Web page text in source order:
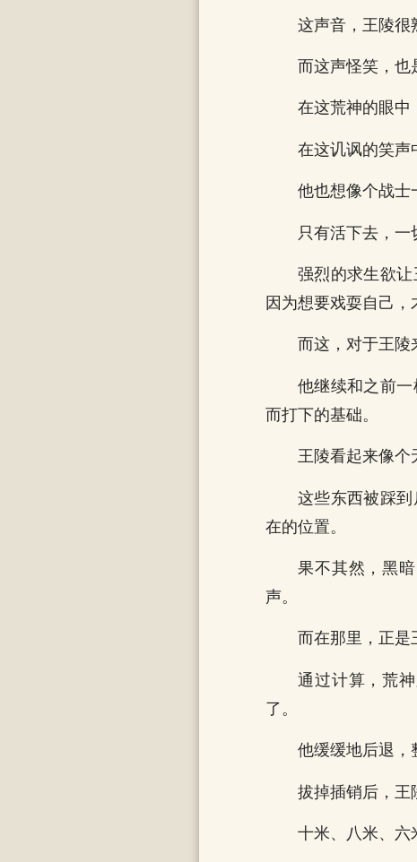
这声音，王陵很
而这声怪笑，也
在这荒神的眼中
在这讥讽的笑声
他也想像个战士
只有活下去，一
强烈的求生欲
因为想要戏耍自己，
而这，对于王陵
他继续和之前
而打下的基础。
王陵看起来像个
这些东西被踩
在的位置。
果不其然，黑
声。
而在那里，正是
通过计算，荒
了。
他缓缓地后退，
拔掉插销后，王
十米、八米、